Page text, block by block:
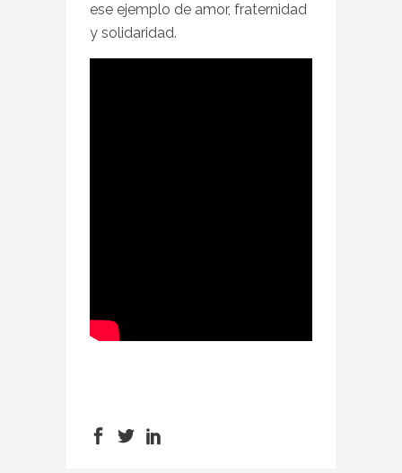
ese ejemplo de amor, fraternidad
y solidaridad.